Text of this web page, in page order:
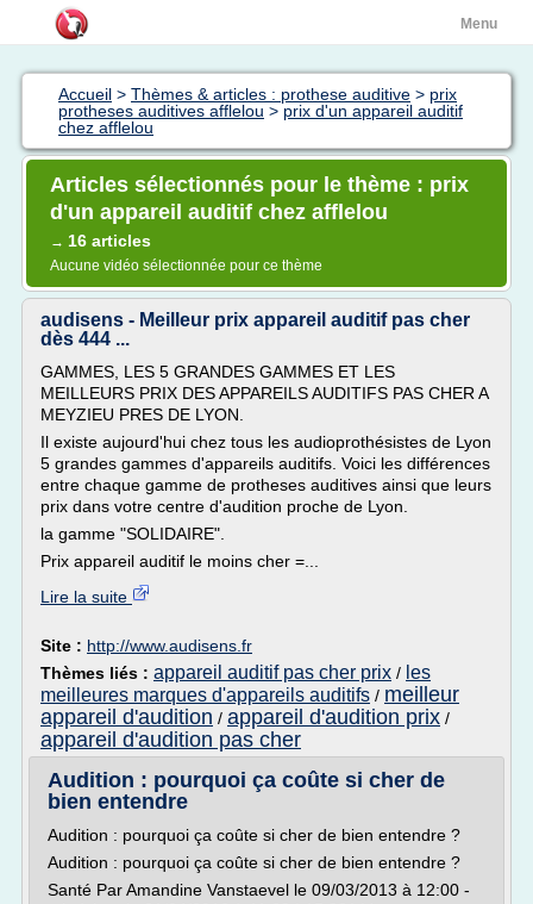
Menu
Accueil > Thèmes & articles : prothese auditive > prix
protheses auditives afflelou > prix d'un appareil auditif
chez afflelou
Articles sélectionnés pour le thème : prix
d'un appareil auditif chez afflelou
→ 16 articles
Aucune vidéo sélectionnée pour ce thème
audisens - Meilleur prix appareil auditif pas cher
dès 444 ...
GAMMES, LES 5 GRANDES GAMMES ET LES
MEILLEURS PRIX DES APPAREILS AUDITIFS PAS CHER A
MEYZIEU PRES DE LYON.
Il existe aujourd'hui chez tous les audioprothésistes de Lyon
5 grandes gammes d'appareils auditifs. Voici les différences
entre chaque gamme de protheses auditives ainsi que leurs
prix dans votre centre d'audition proche de Lyon.
la gamme "SOLIDAIRE".
Prix appareil auditif le moins cher =...
Lire la suite
Site : http://www.audisens.fr
Thèmes liés : appareil auditif pas cher prix / les
meilleures marques d'appareils auditifs / meilleur
appareil d'audition / appareil d'audition prix /
appareil d'audition pas cher
Audition : pourquoi ça coûte si cher de
bien entendre
Audition : pourquoi ça coûte si cher de bien entendre ?
Audition : pourquoi ça coûte si cher de bien entendre ?
Santé Par Amandine Vanstaevel le 09/03/2013 à 12:00 -